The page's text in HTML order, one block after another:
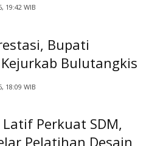
19:42 WIB
Bupati
Bulutangkis
18:09 WIB
Perkuat SDM,
Pelatihan Desain